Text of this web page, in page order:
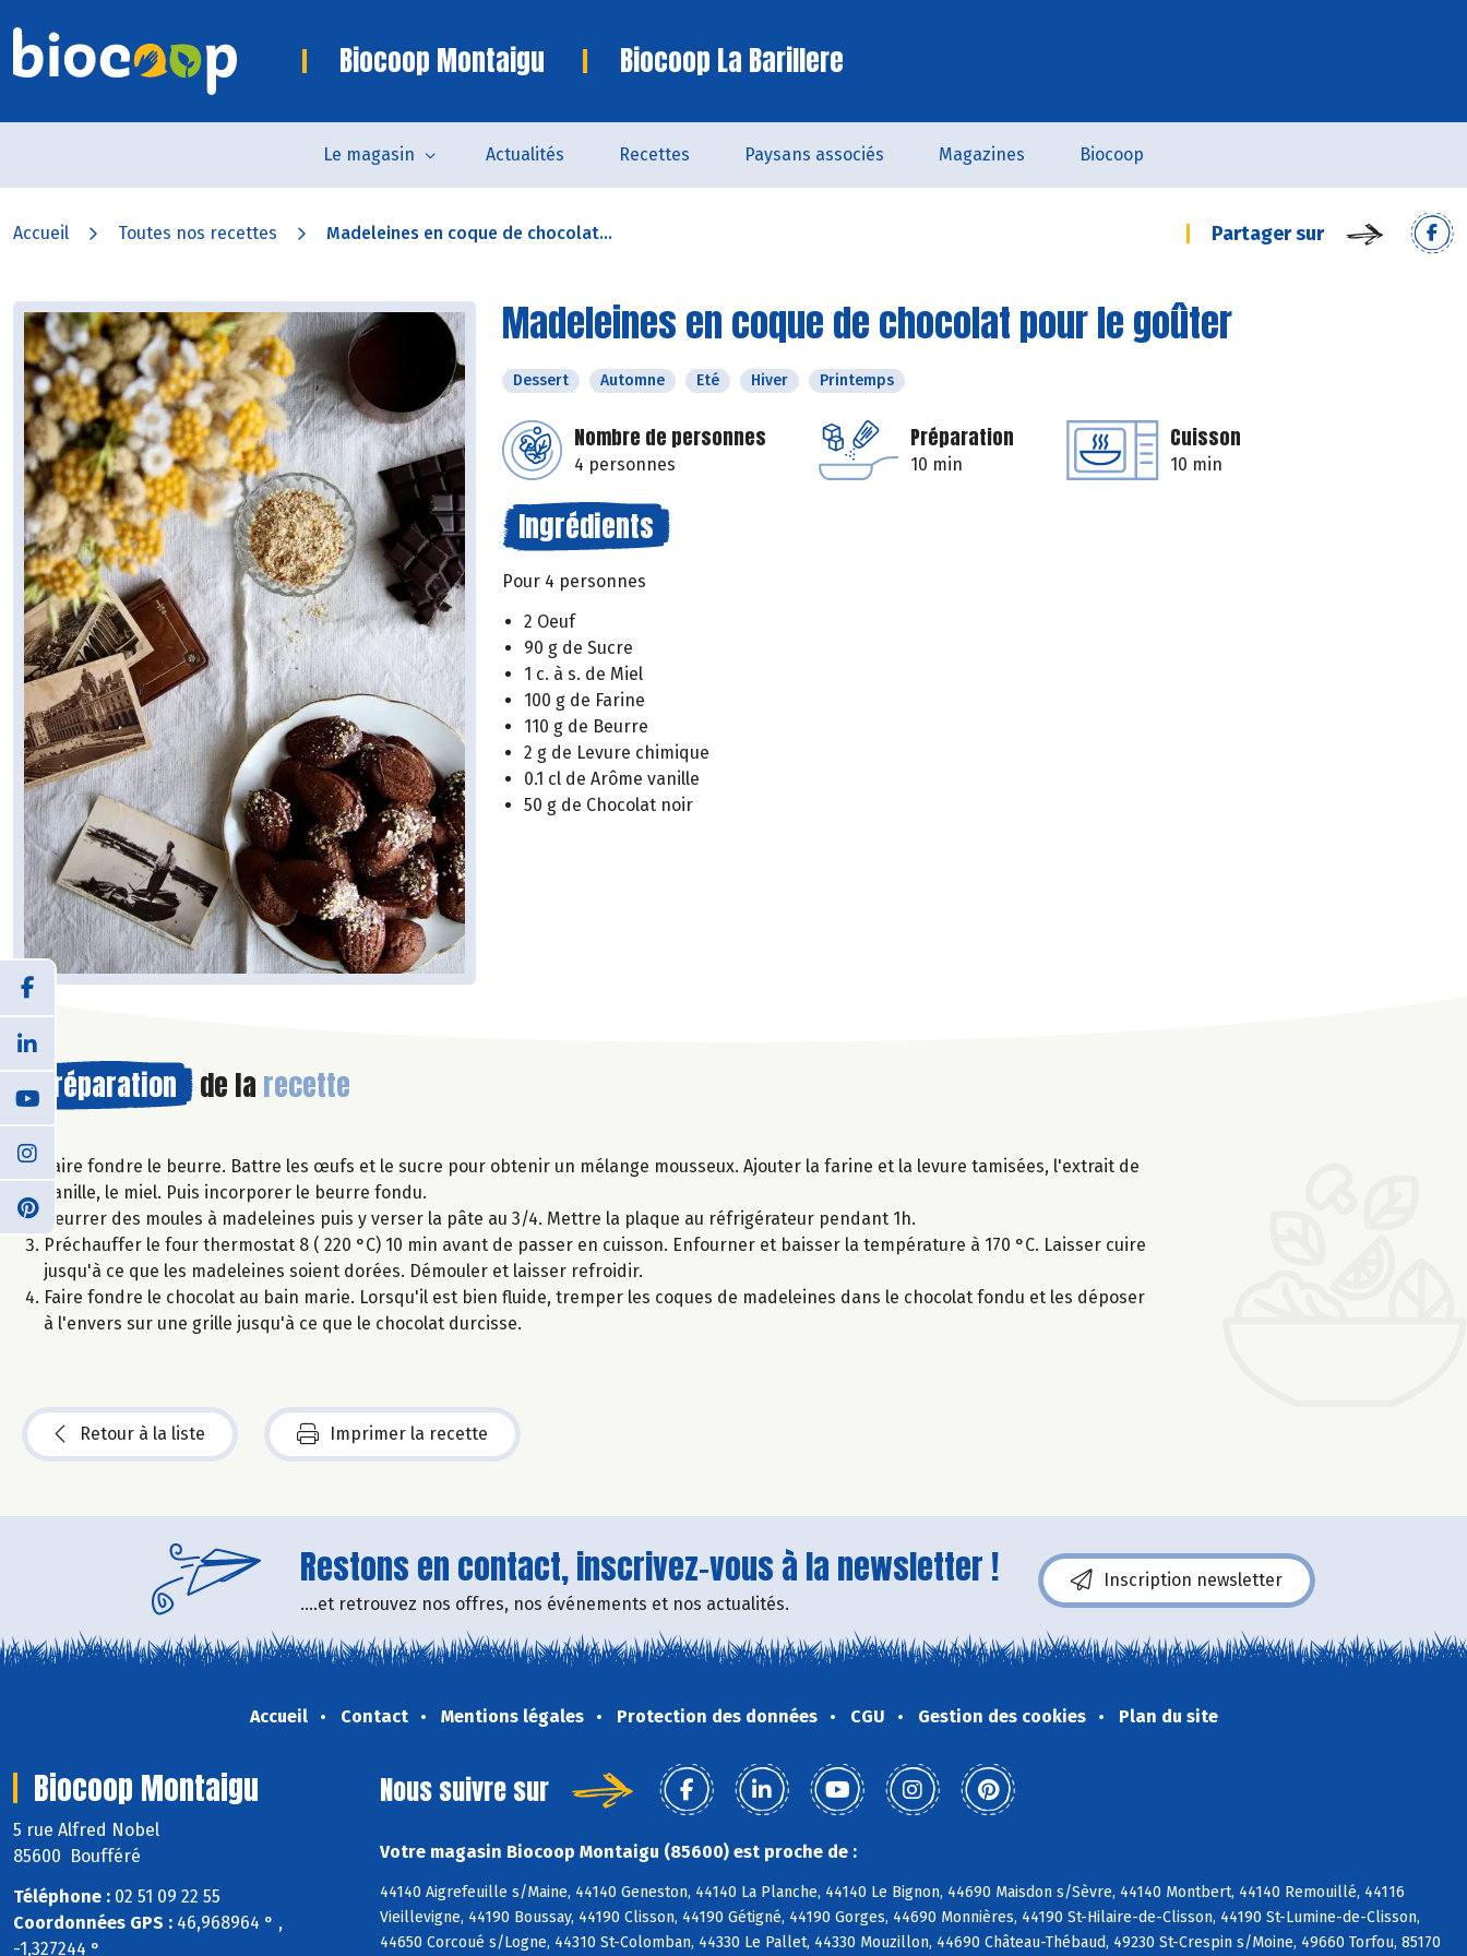
Biocoop Montaigu Biocoop La Barillere
Le magasin Actualités Recettes Paysans associés Magazines Biocoop
Accueil Toutes nos recettes Madeleines en coque de chocolat... Partager sur
Madeleines en coque de chocolat pour le goûter
Dessert Automne Eté Hiver Printemps
Nombre de personnes
4 personnes
Préparation
10 min
Cuisson
10 min
Ingrédients
Pour 4 personnes
2 Oeuf
90 g de Sucre
1 c. à s. de Miel
100 g de Farine
110 g de Beurre
2 g de Levure chimique
0.1 cl de Arôme vanille
50 g de Chocolat noir
Préparation de la recette
Faire fondre le beurre. Battre les œufs et le sucre pour obtenir un mélange mousseux. Ajouter la farine et la levure tamisées, l'extrait de
vanille, le miel. Puis incorporer le beurre fondu.
Beurrer des moules à madeleines puis y verser la pâte au 3/4. Mettre la plaque au réfrigérateur pendant 1h.
Préchauffer le four thermostat 8 ( 220 °C) 10 min avant de passer en cuisson. Enfourner et baisser la température à 170 °C. Laisser cuire
jusqu'à ce que les madeleines soient dorées. Démouler et laisser refroidir.
Faire fondre le chocolat au bain marie. Lorsqu'il est bien fluide, tremper les coques de madeleines dans le chocolat fondu et les déposer
à l'envers sur une grille jusqu'à ce que le chocolat durcisse.
Retour à la liste Imprimer la recette
Restons en contact, inscrivez-vous à la newsletter !
....et retrouvez nos offres, nos événements et nos actualités.
Inscription newsletter
Accueil Contact Mentions légales Protection des données CGU Gestion des cookies Plan du site
Biocoop Montaigu
5 rue Alfred Nobel
85600 Boufféré
Téléphone : 02 51 09 22 55
Coordonnées GPS : 46,968964 ° ,
-1,327244 °
Nous suivre sur
Votre magasin Biocoop Montaigu (85600) est proche de :
44140 Aigrefeuille s/Maine, 44140 Geneston, 44140 La Planche, 44140 Le Bignon, 44690 Maisdon s/Sèvre, 44140 Montbert, 44140 Remouillé, 44116
Vieillevigne, 44190 Boussay, 44190 Clisson, 44190 Gétigné, 44190 Gorges, 44690 Monnières, 44190 St-Hilaire-de-Clisson, 44190 St-Lumine-de-Clisson,
44650 Corcoué s/Logne, 44310 St-Colomban, 44330 Le Pallet, 44330 Mouzillon, 44690 Château-Thébaud, 49230 St-Crespin s/Moine, 49660 Torfou, 85170